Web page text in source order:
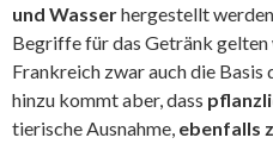
und Wasserhergestellt
Begriffe für das Getränk
Frankreich zwar auch die
hinzu kommt aber, dass
tierische Ausnahme, ebenfalls